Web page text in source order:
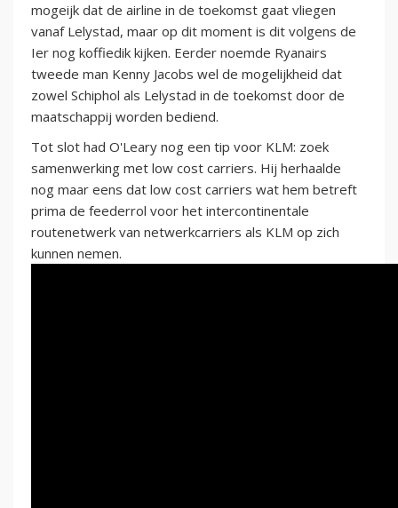
mogeijk dat de airline in de toekomst gaat vliegen
vanaf Lelystad, maar op dit moment is dit volgens de
Ier nog koffiedik kijken. Eerder noemde Ryanairs
tweede man Kenny Jacobs wel de mogelijkheid dat
zowel Schiphol als Lelystad in de toekomst door de
maatschappij worden bediend.
Tot slot had O'Leary nog een tip voor KLM: zoek
samenwerking met low cost carriers. Hij herhaalde
nog maar eens dat low cost carriers wat hem betreft
prima de feederrol voor het intercontinentale
routenetwerk van netwerkcarriers als KLM op zich
kunnen nemen.